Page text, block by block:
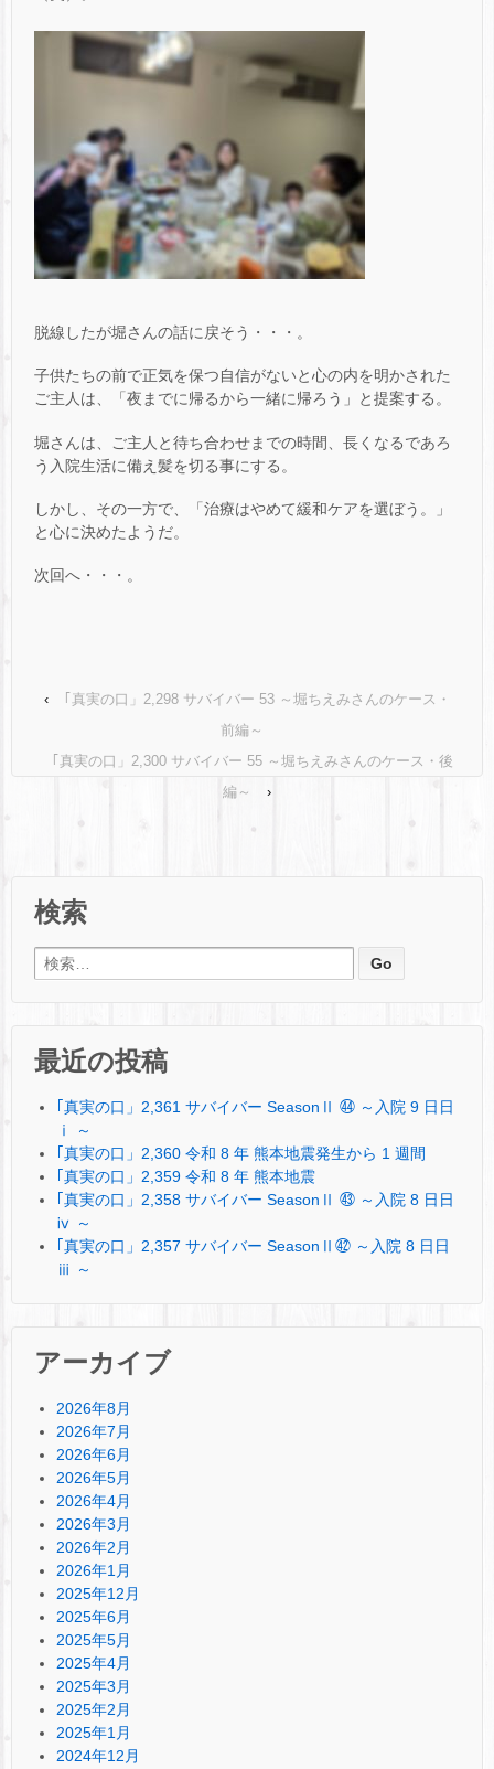
脱線したが堀さんの話に戻そう・・・。
子供たちの前で正気を保つ自信がないと心の内を明かされた
ご主人は、「夜までに帰るから一緒に帰ろう」と提案する。
堀さんは、ご主人と待ち合わせまでの時間、長くなるであろ
う入院生活に備え髪を切る事にする。
しかし、その一方で、「治療はやめて緩和ケアを選ぼう。」
と心に決めたようだ。
次回へ・・・。
‹
｢真実の口」2,298 サバイバー 53 ～堀ちえみさんのケース・
前編～
｢真実の口」2,300 サバイバー 55 ～堀ちえみさんのケース・後
編～
›
検索
検索:
最近の投稿
｢真実の口」2,361 サバイバー SeasonⅡ ㊹ ～入院 9 日日
ⅰ ～
｢真実の口」2,360 令和 8 年 熊本地震発生から 1 週間
｢真実の口」2,359 令和 8 年 熊本地震
｢真実の口」2,358 サバイバー SeasonⅡ ㊸ ～入院 8 日日
ⅳ ～
｢真実の口」2,357 サバイバー SeasonⅡ㊷ ～入院 8 日日
ⅲ ～
アーカイブ
2026年8月
2026年7月
2026年6月
2026年5月
2026年4月
2026年3月
2026年2月
2026年1月
2025年12月
2025年6月
2025年5月
2025年4月
2025年3月
2025年2月
2025年1月
2024年12月